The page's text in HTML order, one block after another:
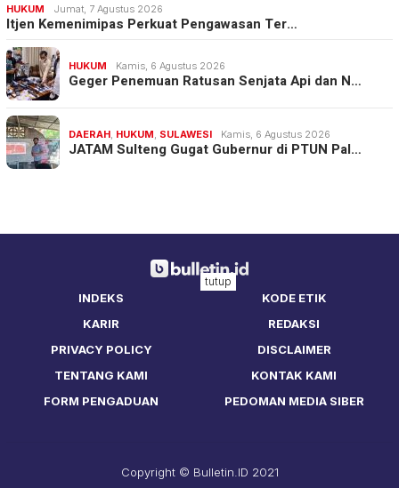
HUKUM Jumat, 7 Agustus 2026
Itjen Kemenimipas Perkuat Pengawasan Ter…
HUKUM Kamis, 6 Agustus 2026
Geger Penemuan Ratusan Senjata Api dan N…
DAERAH, HUKUM, SULAWESI Kamis, 6 Agustus 2026
JATAM Sulteng Gugat Gubernur di PTUN Pal…
INDEKS
KODE ETIK
KARIR
REDAKSI
PRIVACY POLICY
DISCLAIMER
TENTANG KAMI
KONTAK KAMI
FORM PENGADUAN
PEDOMAN MEDIA SIBER
Copyright © Bulletin.ID 2021
tutup